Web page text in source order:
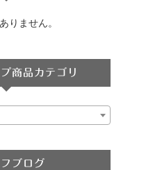
りません。
商品カテゴリ
ブログ